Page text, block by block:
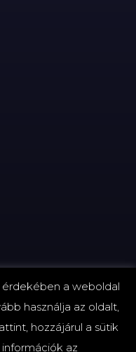
érdekében a weboldal
használja az oldalt,
hozzájárul a sütik
információk az